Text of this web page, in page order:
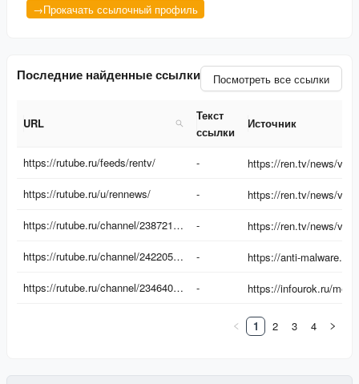
→Прокачать ссылочный профиль
Последние найденные ссылки Посмотреть все ссылки
URL
Текст
ссылки
Источник
URL Источник
https://rutube.ru/feeds/rentv/ -
https://rutube.ru/u/rennews/ -
https://rutube.ru/channel/23872149/ -
https://rutube.ru/channel/24220564/ -
https://rutube.ru/channel/23464093/ -
1 2 3 4